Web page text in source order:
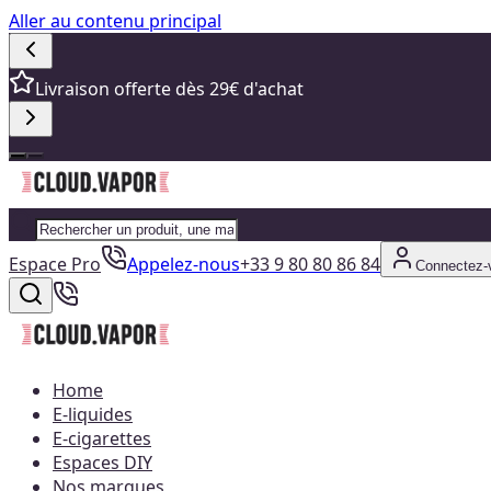
Aller au contenu principal
Livraison offerte dès 29€ d'achat
Espace Pro Appelez-nous+33 9 80 80 86 84 Connectez-
Home
E-liquides
E-cigarettes
Espaces DIY